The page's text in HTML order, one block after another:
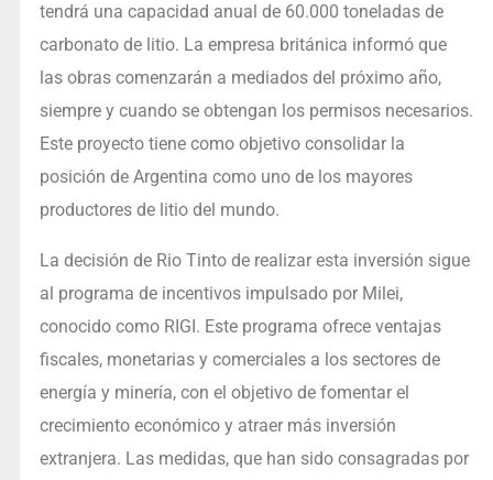
tendrá una capacidad anual de 60.000 toneladas de
carbonato de litio. La empresa británica informó que
las obras comenzarán a mediados del próximo año,
siempre y cuando se obtengan los permisos necesarios.
Este proyecto tiene como objetivo consolidar la
posición de Argentina como uno de los mayores
productores de litio del mundo.
La decisión de Rio Tinto de realizar esta inversión sigue
al programa de incentivos impulsado por Milei,
conocido como RIGI. Este programa ofrece ventajas
fiscales, monetarias y comerciales a los sectores de
energía y minería, con el objetivo de fomentar el
crecimiento económico y atraer más inversión
extranjera. Las medidas, que han sido consagradas por